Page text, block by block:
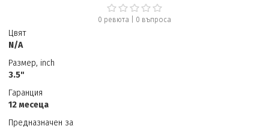
0 ревюта| 0 въпроса
Цвят
N/A
Размер, inch
3.5"
Гаранция
12 месеца
Предназначен за